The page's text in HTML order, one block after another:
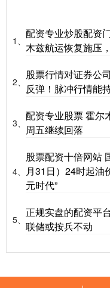
1、
配资专业炒股配资
木兹航运恢复施压
2、
股票行情对证券公
反弹！脉冲行情能
3、
配资专业股票 霍尔
周五继续回落
4、
股票配资十倍网站
月31日）24时起油
元时代”
5、
正规实盘的配资平
联储或按兵不动